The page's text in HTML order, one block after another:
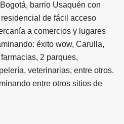
barrio Usaquén con
de fácil acceso
a comercios y lugares
éxito wow, Carulla,
2 parques,
veterinarias, entre otros.
entre otros sitios de